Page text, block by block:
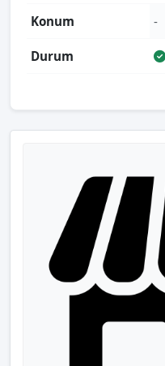
Konum -
Durum